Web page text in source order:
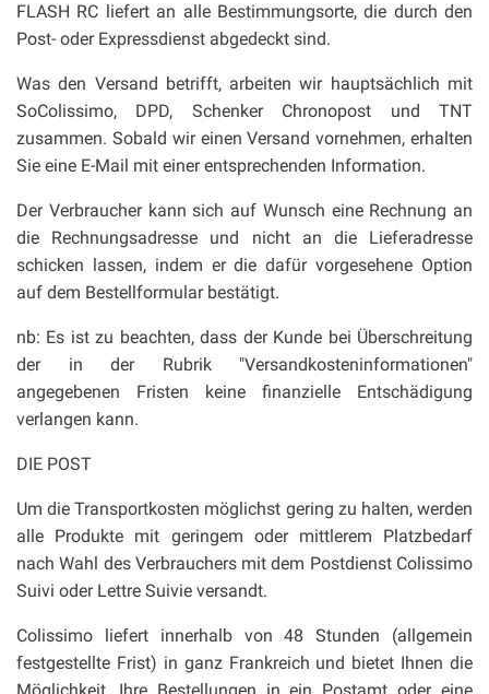
FLASH RC liefert an alle Bestimmungsorte, die durch den
Post- oder Expressdienst abgedeckt sind.
Was den Versand betrifft, arbeiten wir hauptsächlich mit
SoColissimo, DPD, Schenker Chronopost und TNT
zusammen. Sobald wir einen Versand vornehmen, erhalten
Sie eine E-Mail mit einer entsprechenden Information.
Der Verbraucher kann sich auf Wunsch eine Rechnung an
die Rechnungsadresse und nicht an die Lieferadresse
schicken lassen, indem er die dafür vorgesehene Option
auf dem Bestellformular bestätigt.
nb: Es ist zu beachten, dass der Kunde bei Überschreitung
der in der Rubrik "Versandkosteninformationen"
angegebenen Fristen keine finanzielle Entschädigung
verlangen kann.
DIE POST
Um die Transportkosten möglichst gering zu halten, werden
alle Produkte mit geringem oder mittlerem Platzbedarf
nach Wahl des Verbrauchers mit dem Postdienst Colissimo
Suivi oder Lettre Suivie versandt.
Colissimo liefert innerhalb von 48 Stunden (allgemein
festgestellte Frist) in ganz Frankreich und bietet Ihnen die